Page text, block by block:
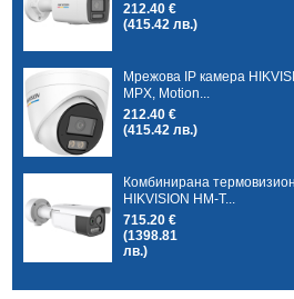
212.40 €
(415.42 лв.)
Мрежова IP камера
MPX, Motion...
212.40 €
(415.42 лв.)
Комбинирана
HIKVISION HM-T...
715.20 €
(1398.81
лв.)